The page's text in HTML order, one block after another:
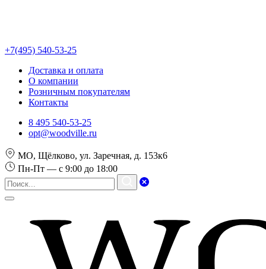
+7(495) 540-53-25
Доставка и оплата
О компании
Розничным покупателям
Контакты
8 495 540-53-25
opt@woodville.ru
МО, Щёлково, ул. Заречная, д. 153к6
Пн-Пт — с 9:00 до 18:00